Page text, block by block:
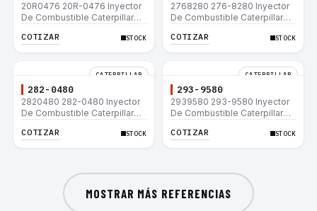
20R0476 20R-0476 Inyector
De Combustible Caterpillar®
COTIZAR STOCK
2768280 276-8280 Inyector
De Combustible Caterpillar®
COTIZAR STOCK
CATERPILLAR
282-0480
2820480 282-0480 Inyector
De Combustible Caterpillar®
COTIZAR STOCK
CATERPILLAR
293-9580
2939580 293-9580 Inyector
De Combustible Caterpillar®
COTIZAR STOCK
MOSTRAR MÁS REFERENCIAS